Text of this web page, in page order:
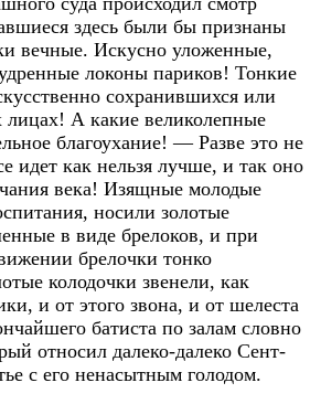
здесь были бы признаны
вечные. Искусно уложенные,
локоны париков! Тонкие
сохранившихся или
А какие великолепные
благоухание! — Разве это не
идет как нельзя лучше, и так оно
века! Изящные молодые
носили золотые
в виде брелоков, и при
брелочки тонко
колодочки звенели, как
и от этого звона, и от шелеста
батиста по залам словно
относил далеко-далеко Сент-
с его ненасытным голодом.